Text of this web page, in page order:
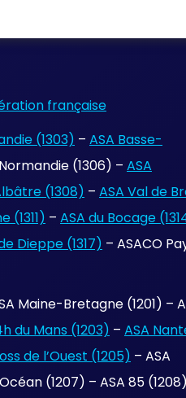
française
(1303) – ASA Basse-
(1306) – ASA
(1308) – ASA Val de
(1311) – ASA du Bocage
Dieppe (1317) – ASACO
Maine-Bretagne (1201) –
du Mans (1203) – ASA
de l’Ouest (1205) – ASA
(1207) – ASA 85